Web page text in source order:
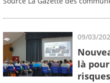
09/03/
là